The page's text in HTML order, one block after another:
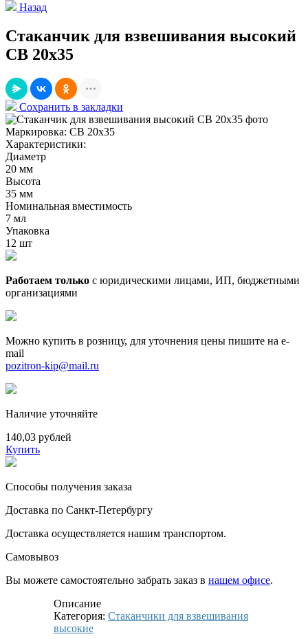
Назад
Стаканчик для взвешивания высокий
СВ 20х35
Сохранить в закладки
Маркировка: СВ 20х35
Характеристики:
Диаметр
20 мм
Высота
35 мм
Номинальная вместимость
7 мл
Упаковка
12 шт
Работаем только с юридическими лицами, ИП, бюджетными
организациями
Можно купить в розницу, для уточнения цены пишите на e-
mail
pozitron-kip@mail.ru
Наличие уточняйте
140,03 рублей
Купить
Способы получения заказа
Доставка по Санкт-Петербургу
Доставка осуществляется нашим транспортом.
Самовывоз
Вы можете самостоятельно забрать заказ в нашем офисе.
Описание
Категория: Стаканчики для взвешивания
высокие